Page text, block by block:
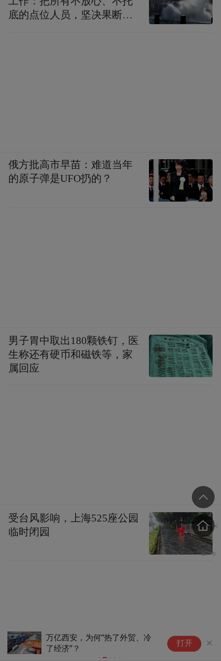
万亿西安，为何“热了外贸、冷
了经济”？
打开
底的点位人员，坚决果断转
俄方批高市早苗：难道当年
的原子弹是UFO扔的？
男子胃中取出180颗铁钉，医
生称还有硬币和磁铁等，家
属回应
受台风影响，上海525座公园
临时闭园